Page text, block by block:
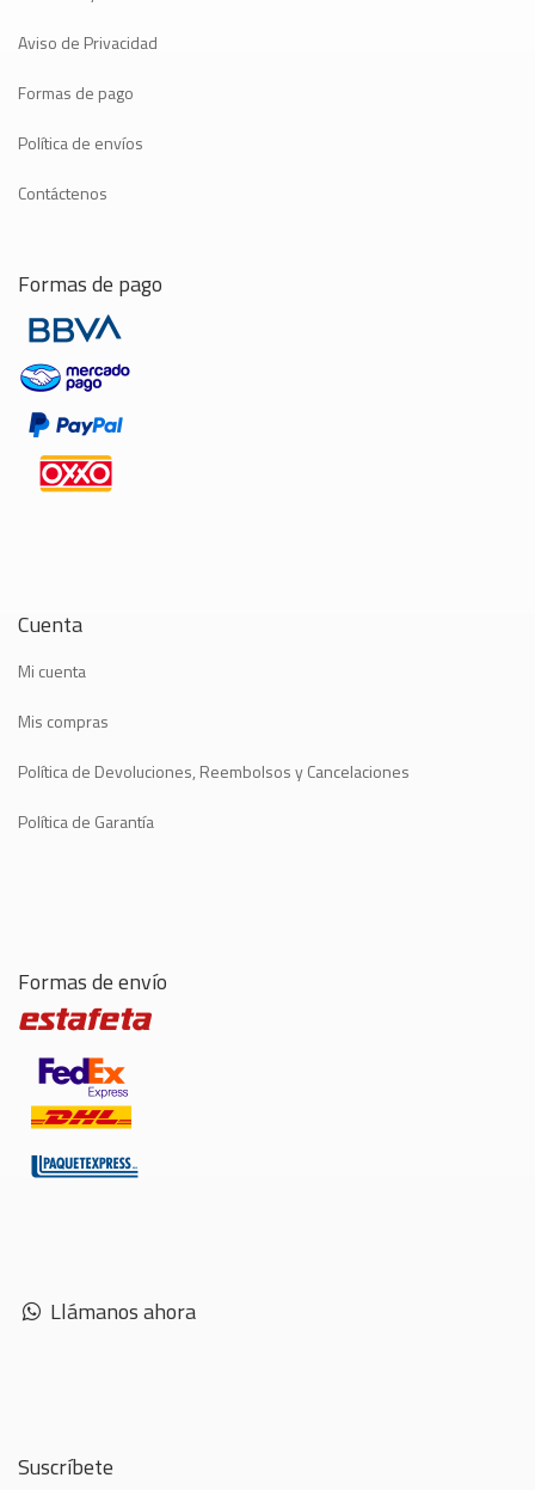
Aviso de Privacidad
Formas de pago
Política de envíos
Contáctenos
Formas de pago
Cuenta
Mi cuenta
Mis compras
Política de Devoluciones, Reembolsos y Cancelaciones
Política de Garantía
Formas de envío
Llámanos ahora
Suscríbete